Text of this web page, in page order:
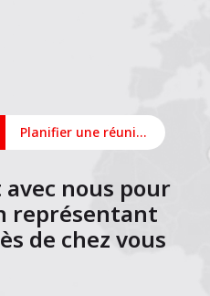
Planifier une réunion en ligne
nous pour
représentant
de chez vous